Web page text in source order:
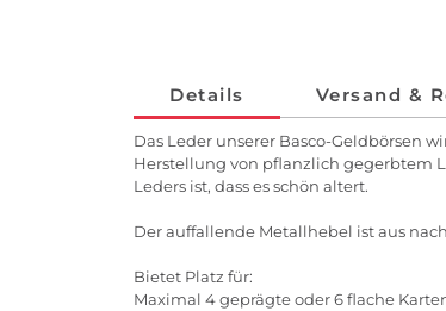
Details Versand &
Das Leder unserer Basco-Geldbörsen
Herstellung von pflanzlich gegerbtem
Leders ist, dass es schön altert.
Der auffallende Metallhebel ist aus
Bietet Platz für:
Maximal 4 geprägte oder 6 flache